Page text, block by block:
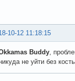
10-12 11:18:15
Buddy,
не уйти без